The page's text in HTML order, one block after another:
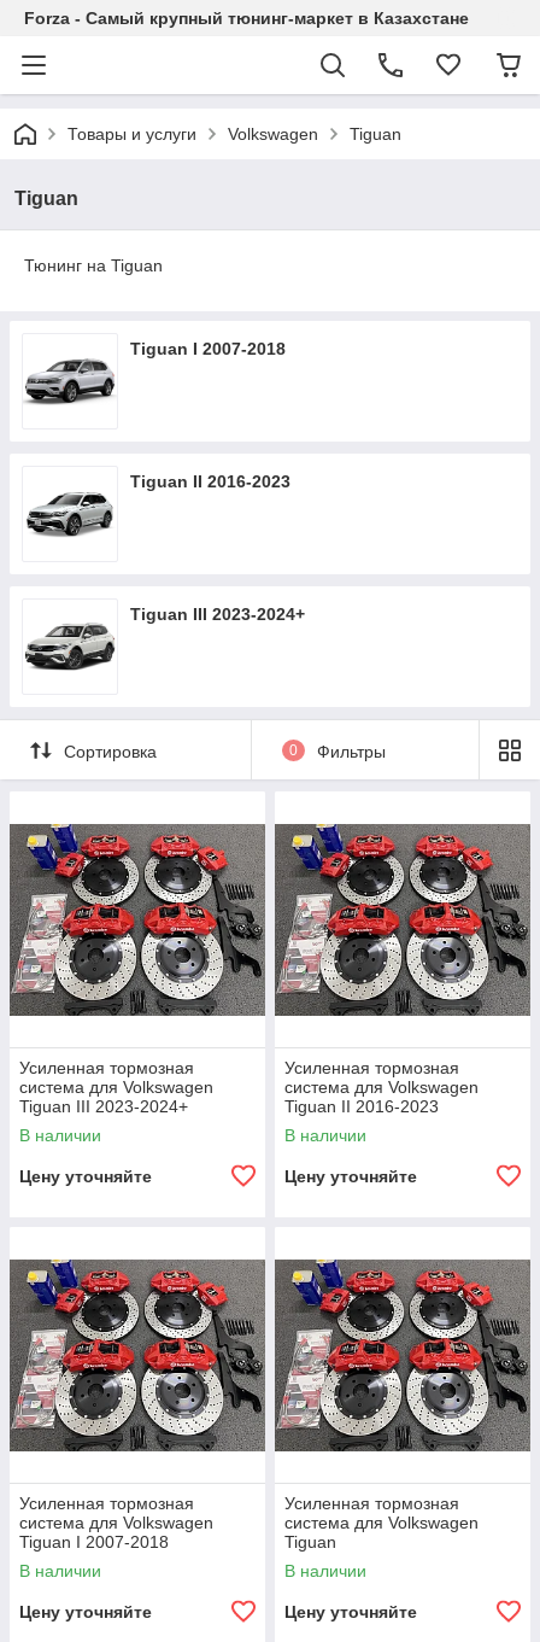
Forza - Самый крупный тюнинг-маркет в Казахстане
Товары и услуги Volkswagen Tiguan
Tiguan
Тюнинг на Tiguan
Tiguan I 2007-2018
Tiguan II 2016-2023
Tiguan III 2023-2024+
Сортировка 0 Фильтры
Усиленная тормозная
система для Volkswagen
Tiguan III 2023-2024+
В наличии
Цену уточняйте
Усиленная тормозная
система для Volkswagen
Tiguan II 2016-2023
В наличии
Цену уточняйте
Усиленная тормозная
система для Volkswagen
Tiguan I 2007-2018
В наличии
Цену уточняйте
Усиленная тормозная
система для Volkswagen
Tiguan
В наличии
Цену уточняйте